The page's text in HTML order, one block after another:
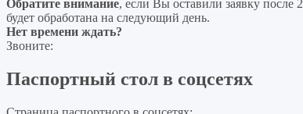
Обратите внимание, если Вы оставили заявку после
будет обработана на следующий день.
Нет времени ждать?
Звоните:
Паспортный стол в соцсетях